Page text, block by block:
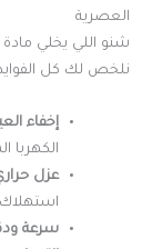
العصرية
شنو اللي يخلي مادة
نلخص لك كل
إخفاء
الكهربا
عزل
استهلاك
سرعة